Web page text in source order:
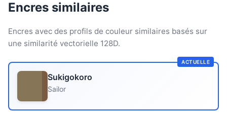
Encres similaires
Encres avec des profils de couleur similaires basés sur
une similarité vectorielle 128D.
ACTUELLE
Sukigokoro
Sailor